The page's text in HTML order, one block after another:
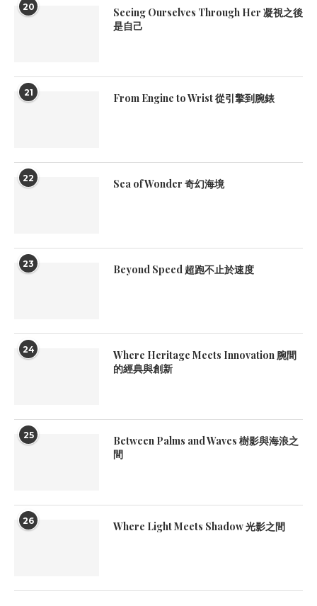
20
Seeing Ourselves Through Her 凝視之後
是自己
21 From Engine to Wrist 從引擎到腕錶
22 Sea of Wonder 奇幻海境
23 Beyond Speed 超跑不止於速度
24
Where Heritage Meets Innovation 腕間
的經典與創新
25
Between Palms and Waves 樹影與海浪之
間
26 Where Light Meets Shadow 光影之間